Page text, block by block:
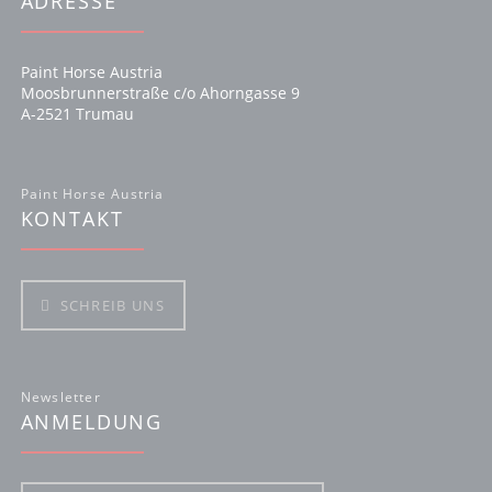
Paint Horse Austria
Moosbrunnerstraße c/o Ahorngasse 9
A-2521 Trumau
Paint Horse Austria
KONTAKT
SCHREIB UNS
Newsletter
ANMELDUNG